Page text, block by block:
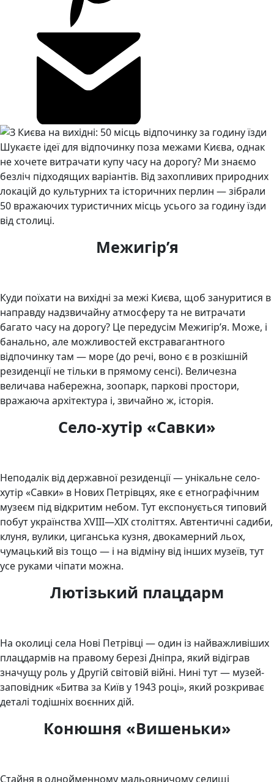
Шукаєте ідеї для відпочинку поза межами Києва, однак
не хочете витрачати купу часу на дорогу? Ми знаємо
безліч підходящих варіантів. Від захопливих природних
локацій до культурних та історичних перлин — зібрали
50 вражаючих туристичних місць усього за годину їзди
від столиці.
Межигір’я
Куди поїхати на вихідні за межі Києва, щоб зануритися в
направду надзвичайну атмосферу та не витрачати
багато часу на дорогу? Це передусім Межигір’я. Може, і
банально, але можливостей екстравагантного
відпочинку там — море (до речі, воно є в розкішній
резиденції не тільки в прямому сенсі). Величезна
величава набережна, зоопарк, паркові простори,
вражаюча архітектура і, звичайно ж, історія.
Село-хутір «Савки»
Неподалік від державної резиденції — унікальне село-
хутір «Савки» в Нових Петрівцях, яке є етнографічним
музеєм під відкритим небом. Тут експонується типовий
побут українства XVIII—XIX століттях. Автентичні садиби,
клуня, вулики, циганська кузня, двокамерний льох,
чумацький віз тощо — і на відміну від інших музеїв, тут
усе руками чіпати можна.
Лютізький плацдарм
На околиці села Нові Петрівці — один із найважливіших
плацдармів на правому березі Дніпра, який відіграв
значущу роль у Другій світовій війні. Нині тут — музей-
заповідник «Битва за Київ у 1943 році», який розкриває
деталі тодішніх воєнних дій.
Конюшня «Вишеньки»
Стайня в однойменному мальовничому селищі